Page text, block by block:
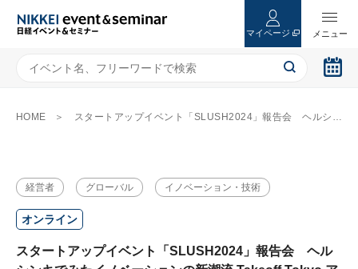
マイページ
HOME スタートアップイベント「SLUSH2024」報告会 ヘルシンキでみたイノベーションの新潮流 Takeoff Tokyo アンティ・ソンニネン氏、新潟ベンチャー協会 渋谷修太氏ら登壇 ◇日経イノベーション・ミートアップ
経営者 グローバル イノベーション・技術
オンライン
スタートアップイベント「SLUSH2024」報告会 ヘル